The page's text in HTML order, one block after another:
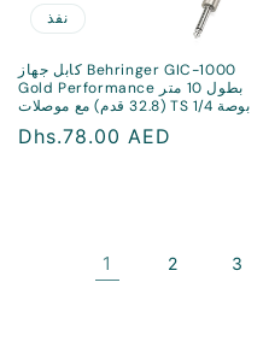
نفذ
كابل جهاز Behringer GIC-1000
Gold Performance بطول 10 متر
(32.8 قدم) مع موصلات TS 1/4 بوصة
سعر
Dhs.78.00 AED
1 2 3